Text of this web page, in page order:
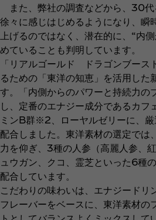
また、弊社の調査などから、30代
徐々に感じはじめるようになり、瞬
上げるのではなく、潜在的に、“内
めていることも判明しています。
「リアルゴールド ドラゴンブース
るための「東洋の知恵」を活用した
す。「内側からのパワーと持続力の
し、定番のエナジー成分であるカフ
ミンB群※2、ローヤルゼリーに、
配合しました。東洋素材の選定では
力を仰ぎ、3種の人参（高麗人参、
ュウガン、クコ、霊芝といった6種
配合しています。
こだわりの味わいは、エナジードリ
フレーバーをベースに、東洋素材の
トとしてバランスよくミックスして